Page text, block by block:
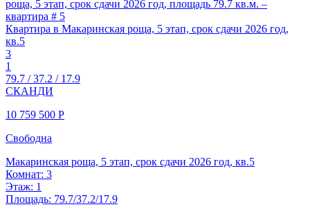
Квартира в Макаринская роща, 5 этап, срок сдачи 2026 год,
кв.5
3
1
79.7 / 37.2 / 17.9
СКАНДИ
10 759 500 Р
Свободна
Макаринская роща, 5 этап, срок сдачи 2026 год, кв.5
Комнат: 3
Этаж: 1
Площадь: 79.7/37.2/17.9